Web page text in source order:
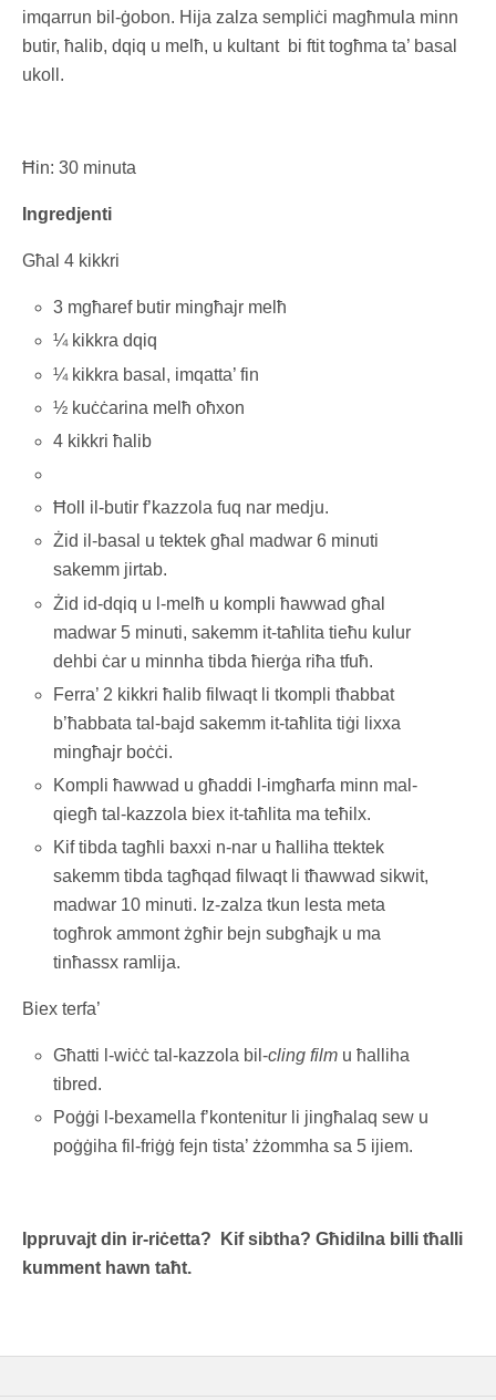
imqarrun bil-ġobon. Hija zalza sempliċi magħmula minn
butir, ħalib, dqiq u melħ, u kultant bi ftit togħma ta’ basal
ukoll.
Ħin: 30 minuta
Ingredjenti
Għal 4 kikkri
3 mgħaref butir mingħajr melħ
¼ kikkra dqiq
¼ kikkra basal, imqatta’ fin
½ kuċċarina melħ oħxon
4 kikkri ħalib
Ħoll il-butir f’kazzola fuq nar medju.
Żid il-basal u tektek għal madwar 6 minuti
sakemm jirtab.
Żid id-dqiq u l-melħ u kompli ħawwad għal
madwar 5 minuti, sakemm it-taħlita tieħu kulur
dehbi ċar u minnha tibda ħierġa riħa tfuħ.
Ferra’ 2 kikkri ħalib filwaqt li tkompli tħabbat
b’ħabbata tal-bajd sakemm it-taħlita tiġi lixxa
mingħajr boċċi.
Kompli ħawwad u għaddi l-imgħarfa minn mal-
qiegħ tal-kazzola biex it-taħlita ma teħilx.
Kif tibda tagħli baxxi n-nar u ħalliha ttektek
sakemm tibda tagħqad filwaqt li tħawwad sikwit,
madwar 10 minuti. Iz-zalza tkun lesta meta
togħrok ammont żgħir bejn subgħajk u ma
tinħassx ramlija.
Biex terfa’
Għatti l-wiċċ tal-kazzola bil-cling film u ħalliha
tibred.
Poġġi l-bexamella f’kontenitur li jingħalaq sew u
poġġiha fil-friġġ fejn tista’ żżommha sa 5 ijiem.
Ippruvajt din ir-riċetta? Kif sibtha? Għidilna billi tħalli
kumment hawn taħt.